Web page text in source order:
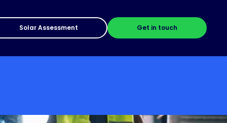
Solar Assessment Get in touch